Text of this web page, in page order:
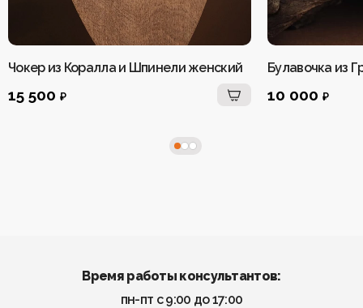
Чокер из Коралла и Шпинели женский
15 500 ₽
Булавочка из
10 000 ₽
Время работы консультантов:
пн-пт с 9:00 до 17:00